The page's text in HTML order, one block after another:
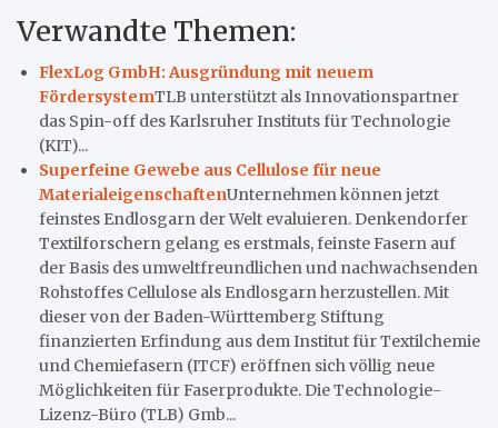
Verwandte Themen:
FlexLog GmbH: Ausgründung mit neuem
FördersystemTLB unterstützt als Innovationspartner
das Spin-off des Karlsruher Instituts für Technologie
(KIT)...
Superfeine Gewebe aus Cellulose für neue
MaterialeigenschaftenUnternehmen können jetzt
feinstes Endlosgarn der Welt evaluieren. Denkendorfer
Textilforschern gelang es erstmals, feinste Fasern auf
der Basis des umweltfreundlichen und nachwachsenden
Rohstoffes Cellulose als Endlosgarn herzustellen. Mit
dieser von der Baden-Württemberg Stiftung
finanzierten Erfindung aus dem Institut für Textilchemie
und Chemiefasern (ITCF) eröffnen sich völlig neue
Möglichkeiten für Faserprodukte. Die Technologie-
Lizenz-Büro (TLB) Gmb...